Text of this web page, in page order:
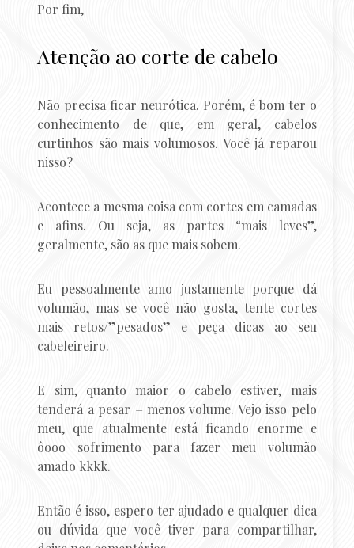
Por fim,
Atenção ao corte de cabelo
Não precisa ficar neurótica. Porém, é bom ter o
conhecimento de que, em geral, cabelos
curtinhos são mais volumosos. Você já reparou
nisso?
Acontece a mesma coisa com cortes em camadas
e afins. Ou seja, as partes “mais leves”,
geralmente, são as que mais sobem.
Eu pessoalmente amo justamente porque dá
volumão, mas se você não gosta, tente cortes
mais retos/”pesados” e peça dicas ao seu
cabeleireiro.
E sim, quanto maior o cabelo estiver, mais
tenderá a pesar = menos volume. Vejo isso pelo
meu, que atualmente está ficando enorme e
ôooo sofrimento para fazer meu volumão
amado kkkk.
Então é isso, espero ter ajudado e qualquer dica
ou dúvida que você tiver para compartilhar,